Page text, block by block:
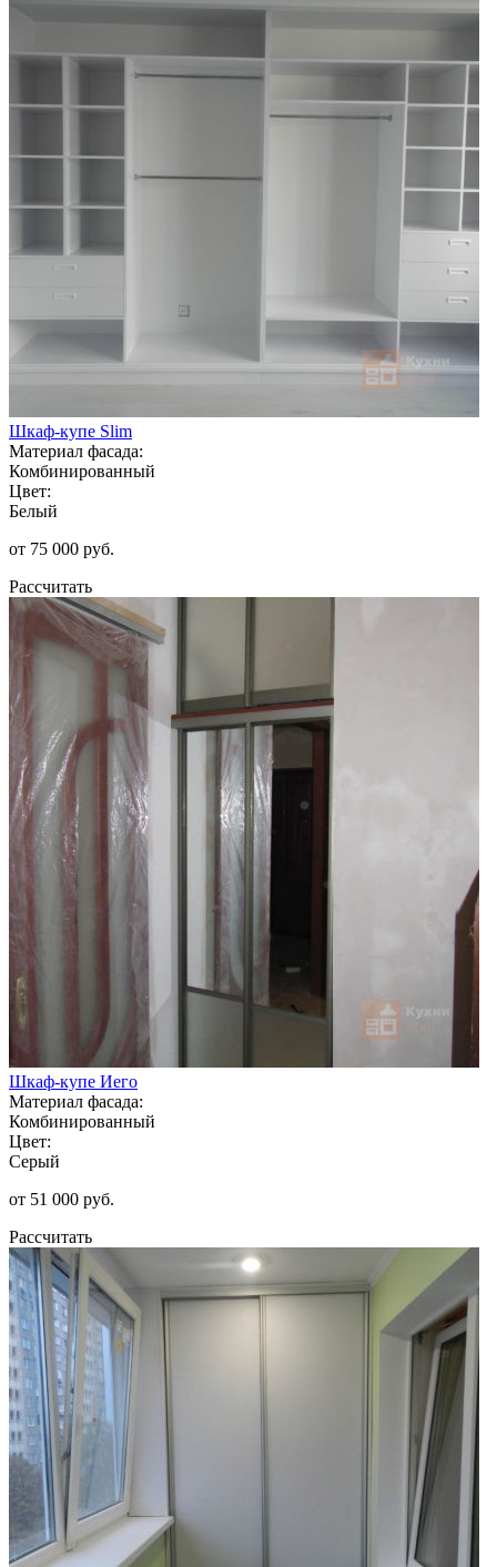
Шкаф-купе Slim
Материал фасада:
Комбинированный
Цвет:
Белый
от 75 000 руб.
Рассчитать
Шкаф-купе Иего
Материал фасада:
Комбинированный
Цвет:
Серый
от 51 000 руб.
Рассчитать